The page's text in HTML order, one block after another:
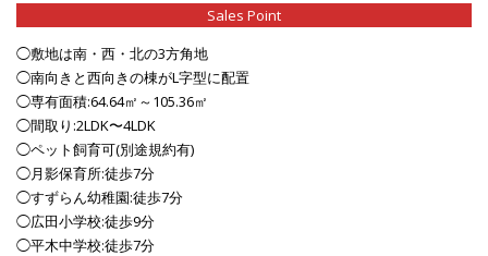
Sales Point
◯敷地は南・西・北の3方角地
◯南向きと西向きの棟がL字型に配置
◯専有面積:64.64㎡～105.36㎡
◯間取り:2LDK〜4LDK
◯ペット飼育可(別途規約有)
◯月影保育所:徒歩7分
◯すずらん幼稚園:徒歩7分
◯広田小学校:徒歩9分
◯平木中学校:徒歩7分